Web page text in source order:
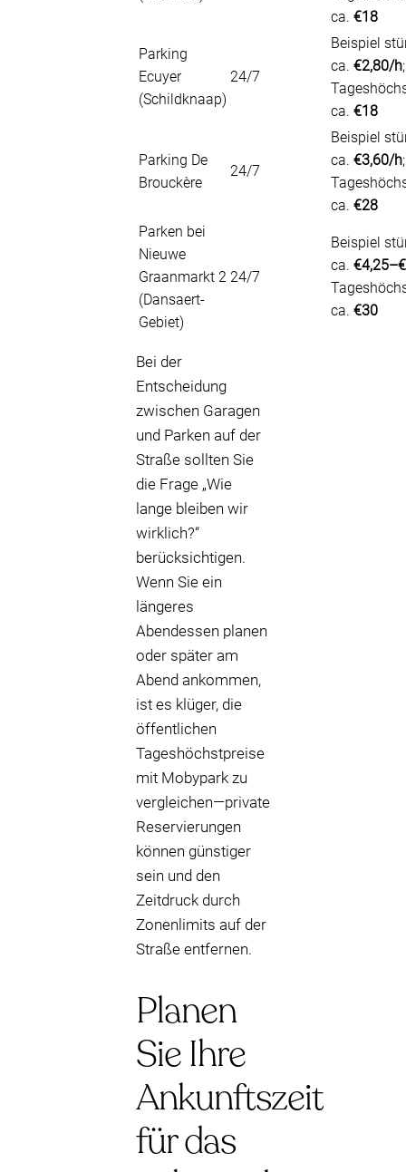
ca. €18
Parking
Ecuyer
(Schildknaap)
24/7
Beispiel
ca. €2,80/h;
ca. €18
Parking De
Brouckère
24/7
Beispiel
ca. €3,60/h;
ca. €28
Parken bei
Nieuwe
Graanmarkt 2
(Dansaert-
Gebiet)
24/7
Beispiel
ca.
ca. €30
Bei der
Entscheidung
zwischen Garagen
und Parken auf der
Straße sollten Sie
die Frage „Wie
lange bleiben wir
wirklich?“
berücksichtigen.
Wenn Sie ein
längeres
Abendessen planen
oder später am
Abend ankommen,
ist es klüger, die
öffentlichen
Tageshöchstpreise
mit Mobypark zu
vergleichen—private
Reservierungen
können günstiger
sein und den
Zeitdruck durch
Zonenlimits auf der
Straße entfernen.
Planen
Sie Ihre
Ankunftszeit
für das